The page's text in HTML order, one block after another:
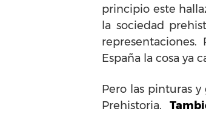
principio este
la sociedad
representaciones.
España la cosa ya
Pero las pinturas
Prehistoria.